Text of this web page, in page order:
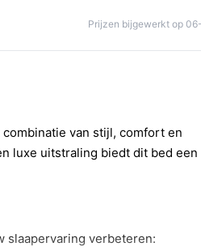
Prijzen bijgewerkt op
van stijl, comfort en
luxe uitstraling biedt dit bed een
slaapervaring verbeteren: